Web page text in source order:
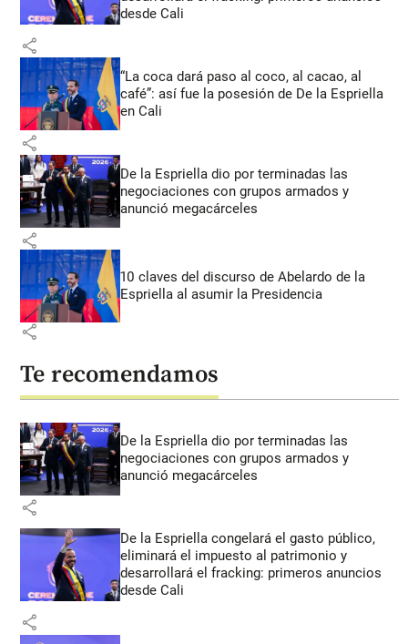
desde Cali
share
“La coca dará paso al coco, al cacao, al
café”: así fue la posesión de De la Espriella
en Cali
share
De la Espriella dio por terminadas las
negociaciones con grupos armados y
anunció megacárceles
share
10 claves del discurso de Abelardo de la
Espriella al asumir la Presidencia
share
Te recomendamos
De la Espriella dio por terminadas las
negociaciones con grupos armados y
anunció megacárceles
share
De la Espriella congelará el gasto público,
eliminará el impuesto al patrimonio y
desarrollará el fracking: primeros anuncios
desde Cali
share